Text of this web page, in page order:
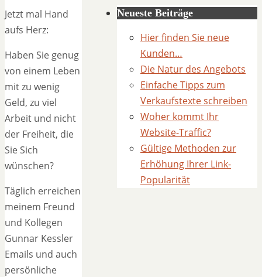
Jetzt mal Hand
aufs Herz:
Haben Sie genug
von einem Leben
mit zu wenig
Geld, zu viel
Arbeit und nicht
der Freiheit, die
Sie Sich
wünschen?
Täglich erreichen
meinem Freund
und Kollegen
Gunnar Kessler
Emails und auch
persönliche
Neueste Beiträge
Hier finden Sie neue
Kunden…
Die Natur des Angebots
Einfache Tipps zum
Verkaufstexte schreiben
Woher kommt Ihr
Website-Traffic?
Gültige Methoden zur
Erhöhung Ihrer Link-
Popularität